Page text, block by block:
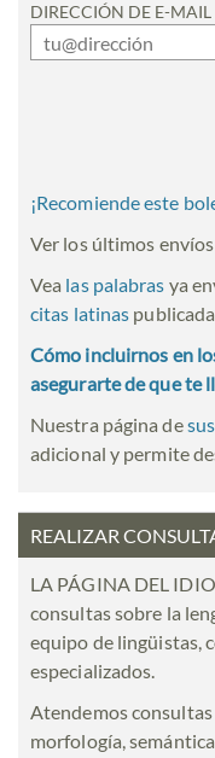
DIRECCIÓN DE E-MAIL
¡Recomiende este
Ver los últimos
Vea las palabras ya
citas latinas
Cómo incluirnos en
asegurarte de que te
Nuestra página de
adicional y permite
REALIZAR
LA PÁGINA DEL
consultas sobre la
equipo de lingüistas,
especializados.
Atendemos consultas
morfología,